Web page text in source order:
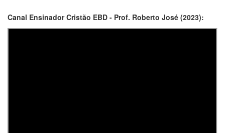
Canal Ensinador Cristão EBD - Prof. Roberto José (2023):